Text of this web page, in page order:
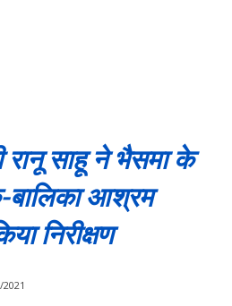
साहू ने भैसमा के
बालिका आश्रम
निरीक्षण